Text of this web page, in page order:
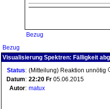
Bezug
Bezug
Visualisierung Spektren: Fälligkeit
Status: (Mitteilung) Reaktion unnötig
Datum: 22:20 Fr 05.06.2015
Autor: matux